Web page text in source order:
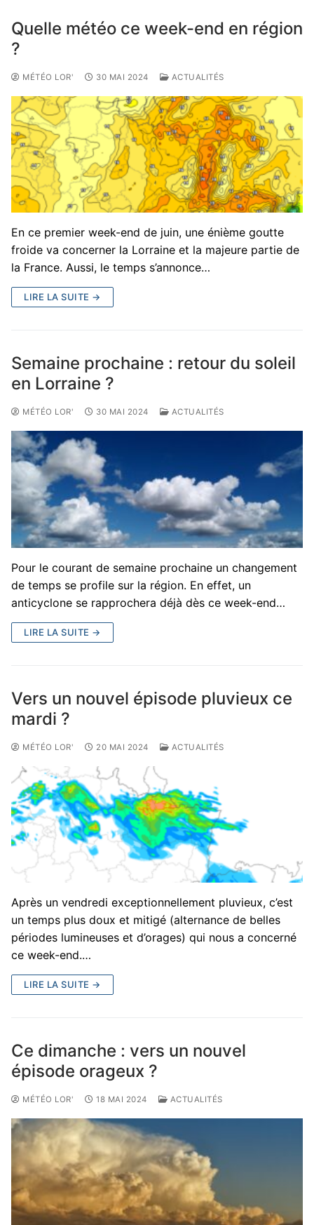
Quelle météo ce week-end en région
?
MÉTÉO LOR' 30 MAI 2024 ACTUALITÉS
En ce premier week-end de juin, une énième goutte
froide va concerner la Lorraine et la majeure partie de
la France. Aussi, le temps s’annonce…
LIRE LA SUITE →
Semaine prochaine : retour du soleil
en Lorraine ?
MÉTÉO LOR' 30 MAI 2024 ACTUALITÉS
Pour le courant de semaine prochaine un changement
de temps se profile sur la région. En effet, un
anticyclone se rapprochera déjà dès ce week-end…
LIRE LA SUITE →
Vers un nouvel épisode pluvieux ce
mardi ?
MÉTÉO LOR' 20 MAI 2024 ACTUALITÉS
Après un vendredi exceptionnellement pluvieux, c’est
un temps plus doux et mitigé (alternance de belles
périodes lumineuses et d’orages) qui nous a concerné
ce week-end.…
LIRE LA SUITE →
Ce dimanche : vers un nouvel
épisode orageux ?
MÉTÉO LOR' 18 MAI 2024 ACTUALITÉS